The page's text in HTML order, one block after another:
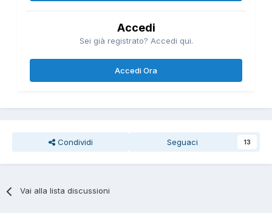
Accedi
Sei già registrato? Accedi qui.
Accedi Ora
Condividi Seguaci 13
Vai alla lista discussioni